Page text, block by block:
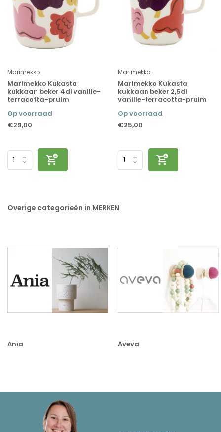
Marimekko
Marimekko Kukasta
kukkaan beker 4dl vanille-
terracotta-pruim
Op voorraad
€29,00
Marimekko
Marimekko Kukasta
kukkaan beker 2,5dl
vanille-terracotta-pruim
Op voorraad
€25,00
Overige categorieën in MERKEN
Ania Aveva